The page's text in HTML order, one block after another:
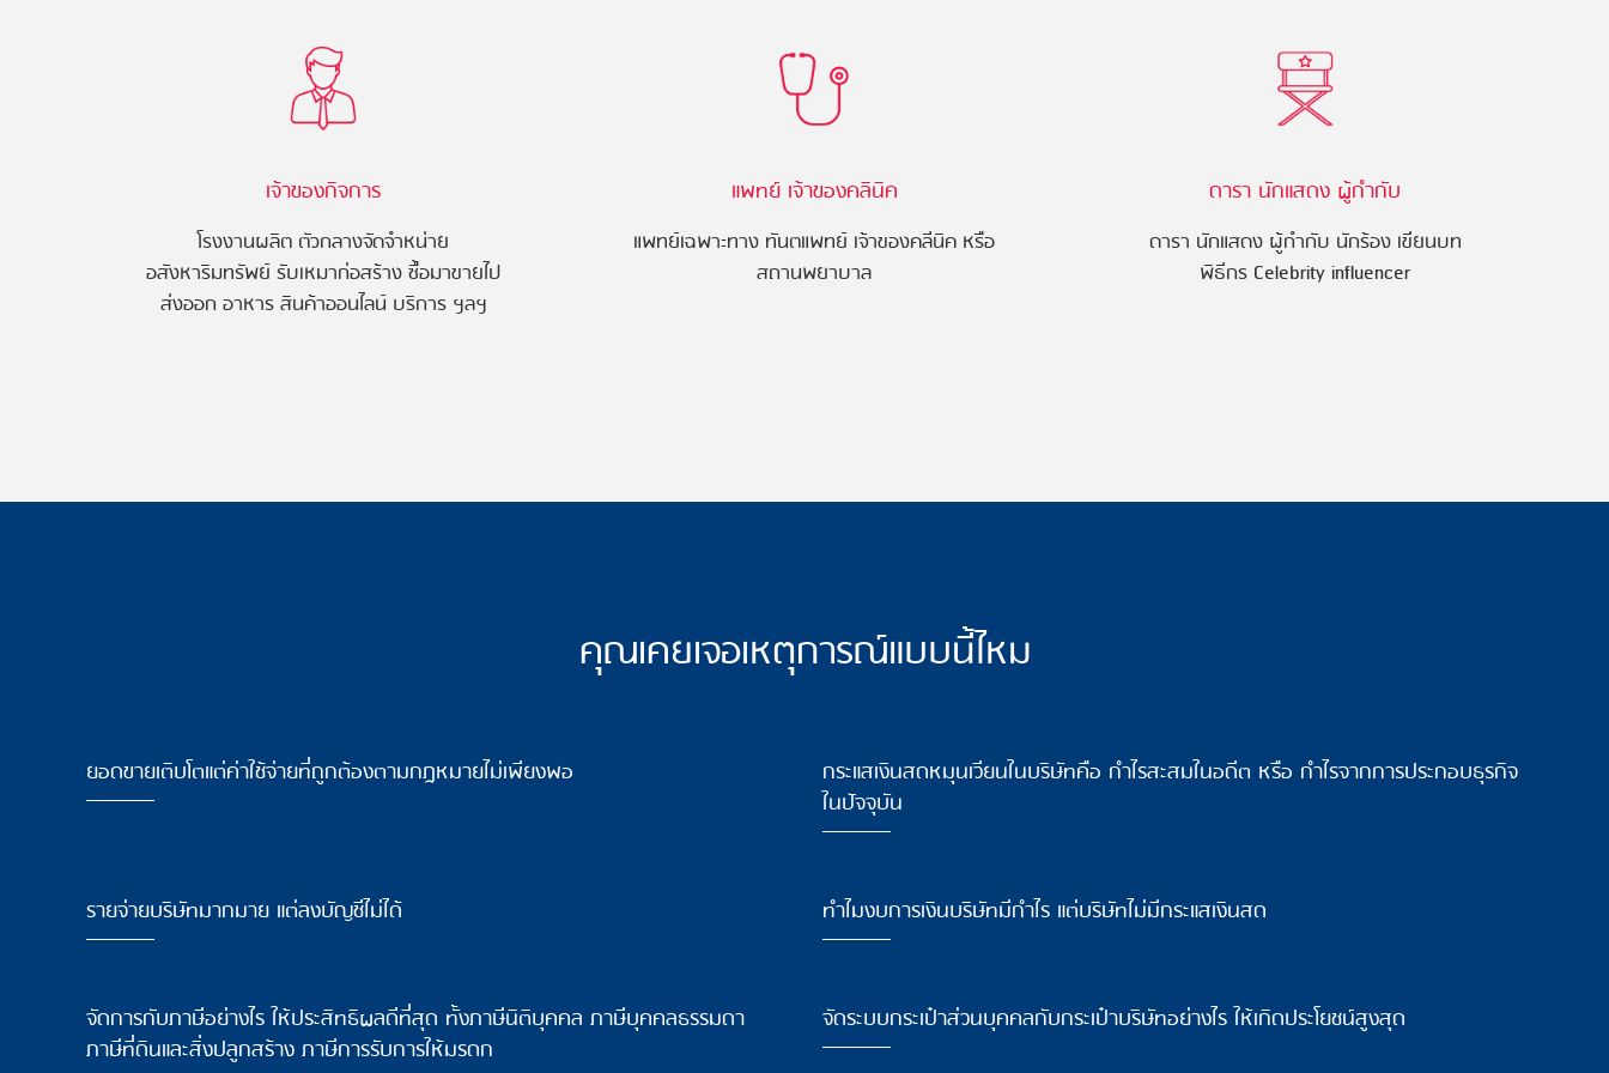
เจ้าของกิจการ
โรงงานผลิต ตัวกลางจัดจำหน่าย
อสังหาริมทรัพย์ รับเหมาก่อสร้าง ซื้อมาขายไป
ส่งออก อาหาร สินค้าออนไลน์ บริการ ฯลฯ
แพทย์ เจ้าของคลินิค
แพทย์เฉพาะทาง ทันตแพทย์ เจ้าของคลีนิค หรือ
สถานพยาบาล
ดารา นักแสดง ผู้กำกับ
ดารา นักแสดง ผู้กำกับ นักร้อง เขียนบท
พิธีกร Celebrity influencer
คุณเคยเจอเหตุการณ์แบบนี้ไหม
ยอดขายเติบโตแต่ค่าใช้จ่ายที่ถูกต้องตามกฎหมายไม่เพียงพอ
กระแสเงินสดหมุนเวียนในบริษัทคือ กำไรสะสมในอดีต หรือ กำไรจากการประกอบธุรกิจ
ในปัจจุบัน
รายจ่ายบริษัทมากมาย แต่ลงบัญชีไม่ได้ ทำไมงบการเงินบริษัทมีกำไร แต่บริษัทไม่มีกระแสเงินสด
จัดการกับภาษีอย่างไร ให้ประสิทธิผลดีที่สุด ทั้งภาษีนิติบุคคล ภาษีบุคคลธรรมดา
ภาษีที่ดินและสิ่งปลูกสร้าง ภาษีการรับการให้มรดก
จัดระบบกระเป๋าส่วนบุคคลกับกระเป๋าบริษัทอย่างไร ให้เกิดประโยชน์สูงสุด